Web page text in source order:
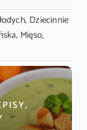
, Dziecinnie
, Mięso,